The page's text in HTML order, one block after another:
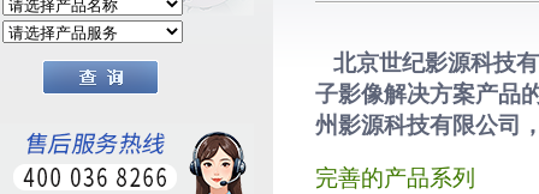
北京世纪影源科技
子影像解决方案产品
州影源科技有限公司
完善的产品系列